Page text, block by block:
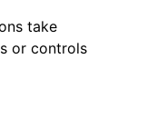
take
or controls